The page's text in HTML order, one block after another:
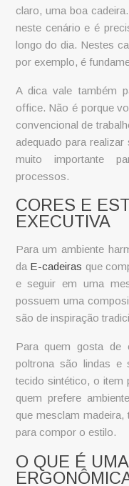
claro, uma boa
neste cenário e é
longo do dia. Nestes
por exemplo, é
A dica vale também
office. Não é porque
convencional de
adequado para
muito importante
processos.
CORES E
EXECUTIVA
Para um ambiente
da E-cadeiras que
e seguir em uma
possuem uma
são de inspiração
Para quem gosta de
poltrona são lindas e
tecido sintético, o item
quem prefere
que mesclam
para compor o estilo.
O QUE É